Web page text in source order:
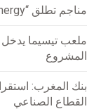
مناجم تطلق “Mana Energy” لتطوير الطاقة
المشروع
بنك المغرب:
القطاع الصناعي